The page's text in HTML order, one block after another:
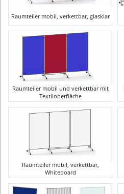
Raumteiler mobil, verkettbar, glasklar
Raumteiler mobil und verkettbar mit
Textiloberfläche
Raumteiler mobil, verkettbar,
Whiteboard